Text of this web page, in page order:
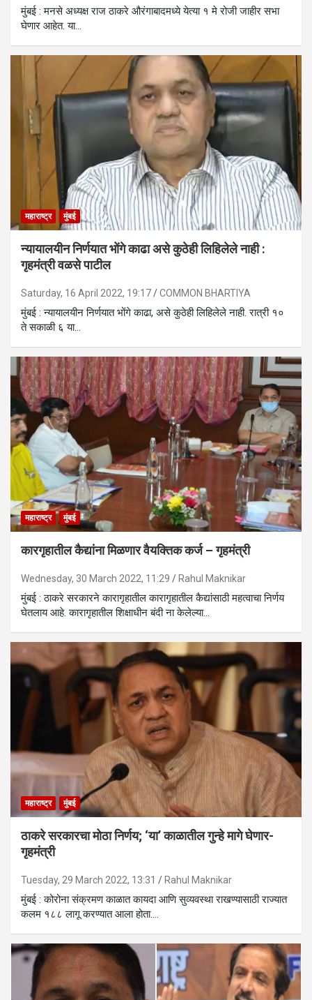
मुंबई : मनसे अध्यक्ष राज ठाकरे औरंगाबादमध्ये येत्या १ मे रोजी जाहीर सभा
घेणार आहेत. या…
महाराष्ट्र मुंबई
न्यायालयीन निर्णयात भोंगे काढा असे कुठेही लिहिलेले नाही :
गृहमंत्री वळसे पाटील
Saturday, 16 April 2022, 19:17 COMMON BHARTIYA
मुंबई : न्यायालयीन निर्णयात भोंगे काढा, असे कुठेही लिहिलेले नाही. रात्री १०
ते सकाळी ६ या…
महाराष्ट्र मुंबई
कारगृहातील कैद्यांना मिळणार वैयक्तिक कर्ज – गृहमंत्री
Wednesday, 30 March 2022, 11:29 Rahul Maknikar
मुंबई : ठाकरे सरकारने कारागृहातील कारागृहातील कैद्यांसाठी महत्वाचा निर्णय
घेतलाय आहे. कारागृहातील शिक्षाधीन बंदी ना केलेल्या…
महाराष्ट्र मुंबई
ठाकरे सरकारचा मोठा निर्णय; ‘या’ काळातील गुन्हे मागे घेणार-
गृहमंत्री
Tuesday, 29 March 2022, 13:31 Rahul Maknikar
मुंबई : कोरोना संक्रमण काळात कायदा आणि सुव्यवस्था राखण्यासाठी राज्यात
कलम १८८ लागू करण्यात आला होता.…